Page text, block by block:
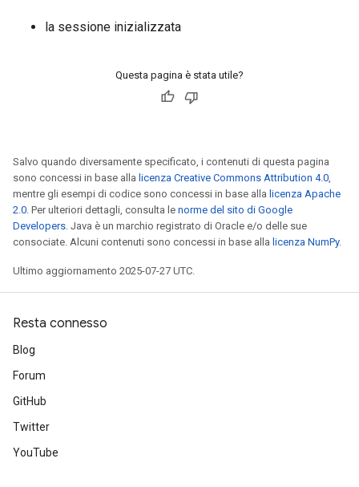
la sessione inizializzata
Questa pagina è stata utile?
Salvo quando diversamente specificato, i contenuti di questa pagina
sono concessi in base alla licenza Creative Commons Attribution 4.0,
mentre gli esempi di codice sono concessi in base alla licenza Apache
2.0. Per ulteriori dettagli, consulta le norme del sito di Google
Developers. Java è un marchio registrato di Oracle e/o delle sue
consociate. Alcuni contenuti sono concessi in base alla licenza NumPy.
Ultimo aggiornamento 2025-07-27 UTC.
Resta connesso
Blog
Forum
GitHub
Twitter
YouTube